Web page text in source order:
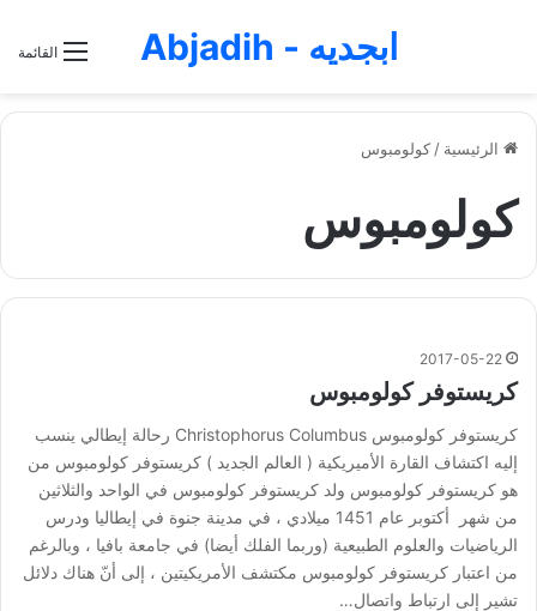
القائمة ابجديه - Abjadih
الرئيسية / كولومبوس
كولومبوس
2017-05-22
كريستوفر كولومبوس
كريستوفر كولومبوس Christophorus Columbus رحالة إيطالي ينسب
إليه اكتشاف القارة الأميريكية ( العالم الجديد ) كريستوفر كولومبوس من
هو كريستوفر كولومبوس ولد كريستوفر كولومبوس في الواحد والثلاثين
من شهر أكتوبر عام 1451 ميلادي ، في مدينة جنوة في إيطاليا ودرس
الرياضيات والعلوم الطبيعية (وربما الفلك أيضا) في جامعة بافيا ، وبالرغم
من اعتبار كريستوفر كولومبوس مكتشف الأمريكيتين ، إلى أنّ هناك دلائل
تشير إلى ارتباط واتصال…